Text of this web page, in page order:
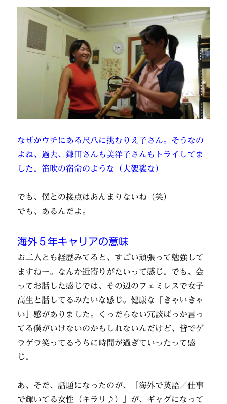
なぜかウチにある尺八に挑むりえ子さん。そうなの
よね、過去、鎌田さんも美洋子さんもトライしてま
した。笛吹の宿命のような（大袈裟な）
でも、僕との接点はあんまりないね（笑）
でも、あるんだよ。
海外５年キャリアの意味
お二人とも経歴みてると、すごい頑張って勉強して
ますねー。なんか近寄りがたいって感じ。でも、会
ってお話した感じでは、その辺のフェミレスで女子
高生と話してるみたいな感じ。健康な「きゃいきゃ
い」感がありました。くっだらない冗談ばっか言っ
てる僕がいけないのかもしれないんだけど、皆でゲ
ラゲラ笑ってるうちに時間が過ぎていったって感
じ。
あ、そだ、話題になったのが、「海外で英語／仕事
で輝いてる女性（キラリ♪）」が、ギャグになって